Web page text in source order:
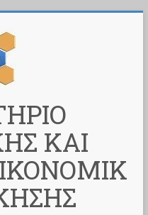
ΚΑΙ